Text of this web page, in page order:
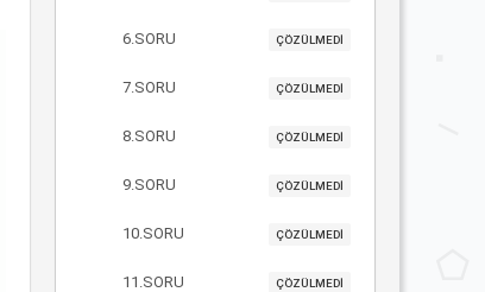
6.SORU ÇÖZÜLMEDİ
7.SORU ÇÖZÜLMEDİ
8.SORU ÇÖZÜLMEDİ
9.SORU ÇÖZÜLMEDİ
10.SORU ÇÖZÜLMEDİ
11.SORU ÇÖZÜLMEDİ